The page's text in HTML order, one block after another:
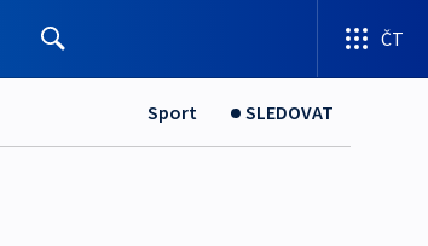
ČT
Sport SLEDOVAT